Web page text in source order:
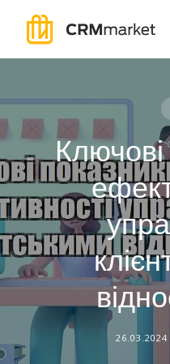
content
26.03.2024